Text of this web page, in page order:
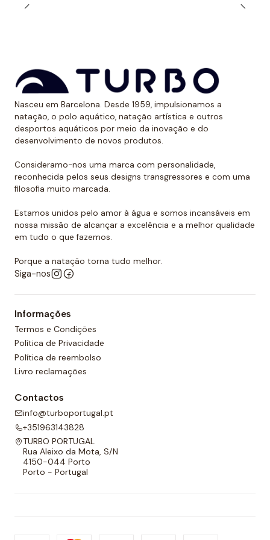
solares. Dessa forma, evitam ter uma marca óbvia
habitual. No caso de compará-lo com o fato de banho
de alça larga Turbo, sugerimos optar por um tamanho
menor, já que eles são um pouco maiores.
Nasceu em Barcelona. Desde 1959, impulsionamos a
natação, o polo aquático, natação artística e outros
desportos aquáticos por meio da inovação e do
desenvolvimento de novos produtos.
Consideramo-nos uma marca com personalidade,
reconhecida pelos seus designs transgressores e com uma
filosofia muito marcada.
Estamos unidos pelo amor à água e somos incansáveis em
nossa missão de alcançar a excelência e a melhor qualidade
em tudo o que fazemos.
Porque a natação torna tudo melhor.
Siga-nos
Informações
Termos e Condições
Política de Privacidade
Política de reembolso
Livro reclamações
Contactos
info@turboportugal.pt
+351963143828
TURBO PORTUGAL
Rua Aleixo da Mota, S/N
4150-044 Porto
Porto - Portugal